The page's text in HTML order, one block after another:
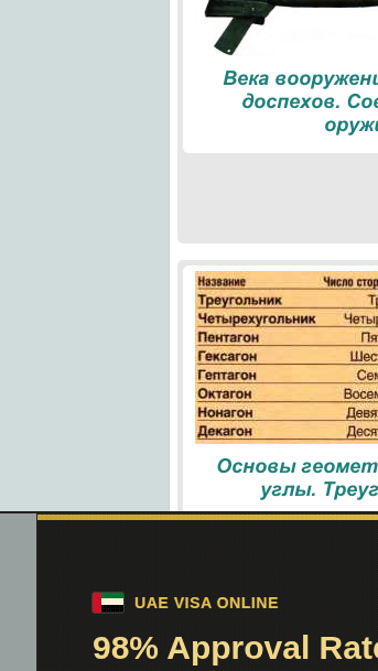
Века
доспехов.
Основы
углы.